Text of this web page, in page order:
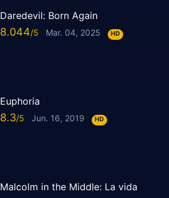
Daredevil: Born Again
8.044 Mar. 04, 2025 HD
Euphoria
8.3 Jun. 16, 2019 HD
Malcolm in the Middle: La vida